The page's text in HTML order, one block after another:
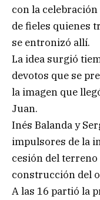
con la
de fieles quienes
se entronizó allí.
La idea surgió
devotos que se
la imagen que
Juan.
Inés Balanda y
impulsores de la
cesión del terreno
construcción del
A las 16 partió la